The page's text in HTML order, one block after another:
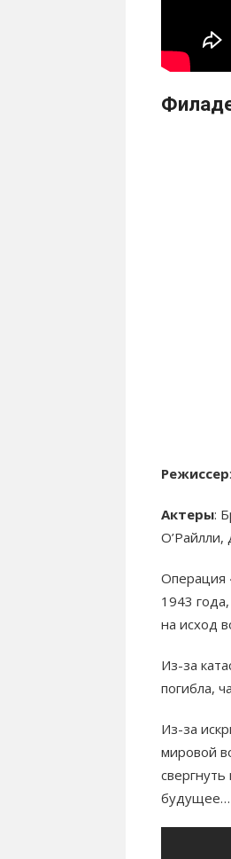
Режиссер
Актеры:
Операция
1943
на исход
Из-за
погибла,
Из-за
мировой
будущее…